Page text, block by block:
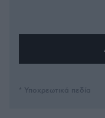
* Υποχρεωτικά πεδία